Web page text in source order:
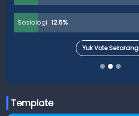
Sosiologi 12.5%
Yuk Vote Sekarang
Template